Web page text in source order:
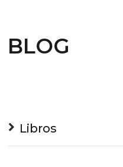
BLOG
Libros